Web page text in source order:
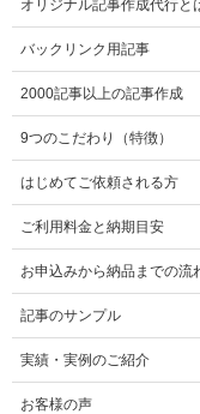
オリジナル記事作成代行と
バックリンク用記事
2000記事以上の記事作成
9つのこだわり（特徴）
はじめてご依頼される方
ご利用料金と納期目安
お申込みから納品までの流
記事のサンプル
実績・実例のご紹介
お客様の声